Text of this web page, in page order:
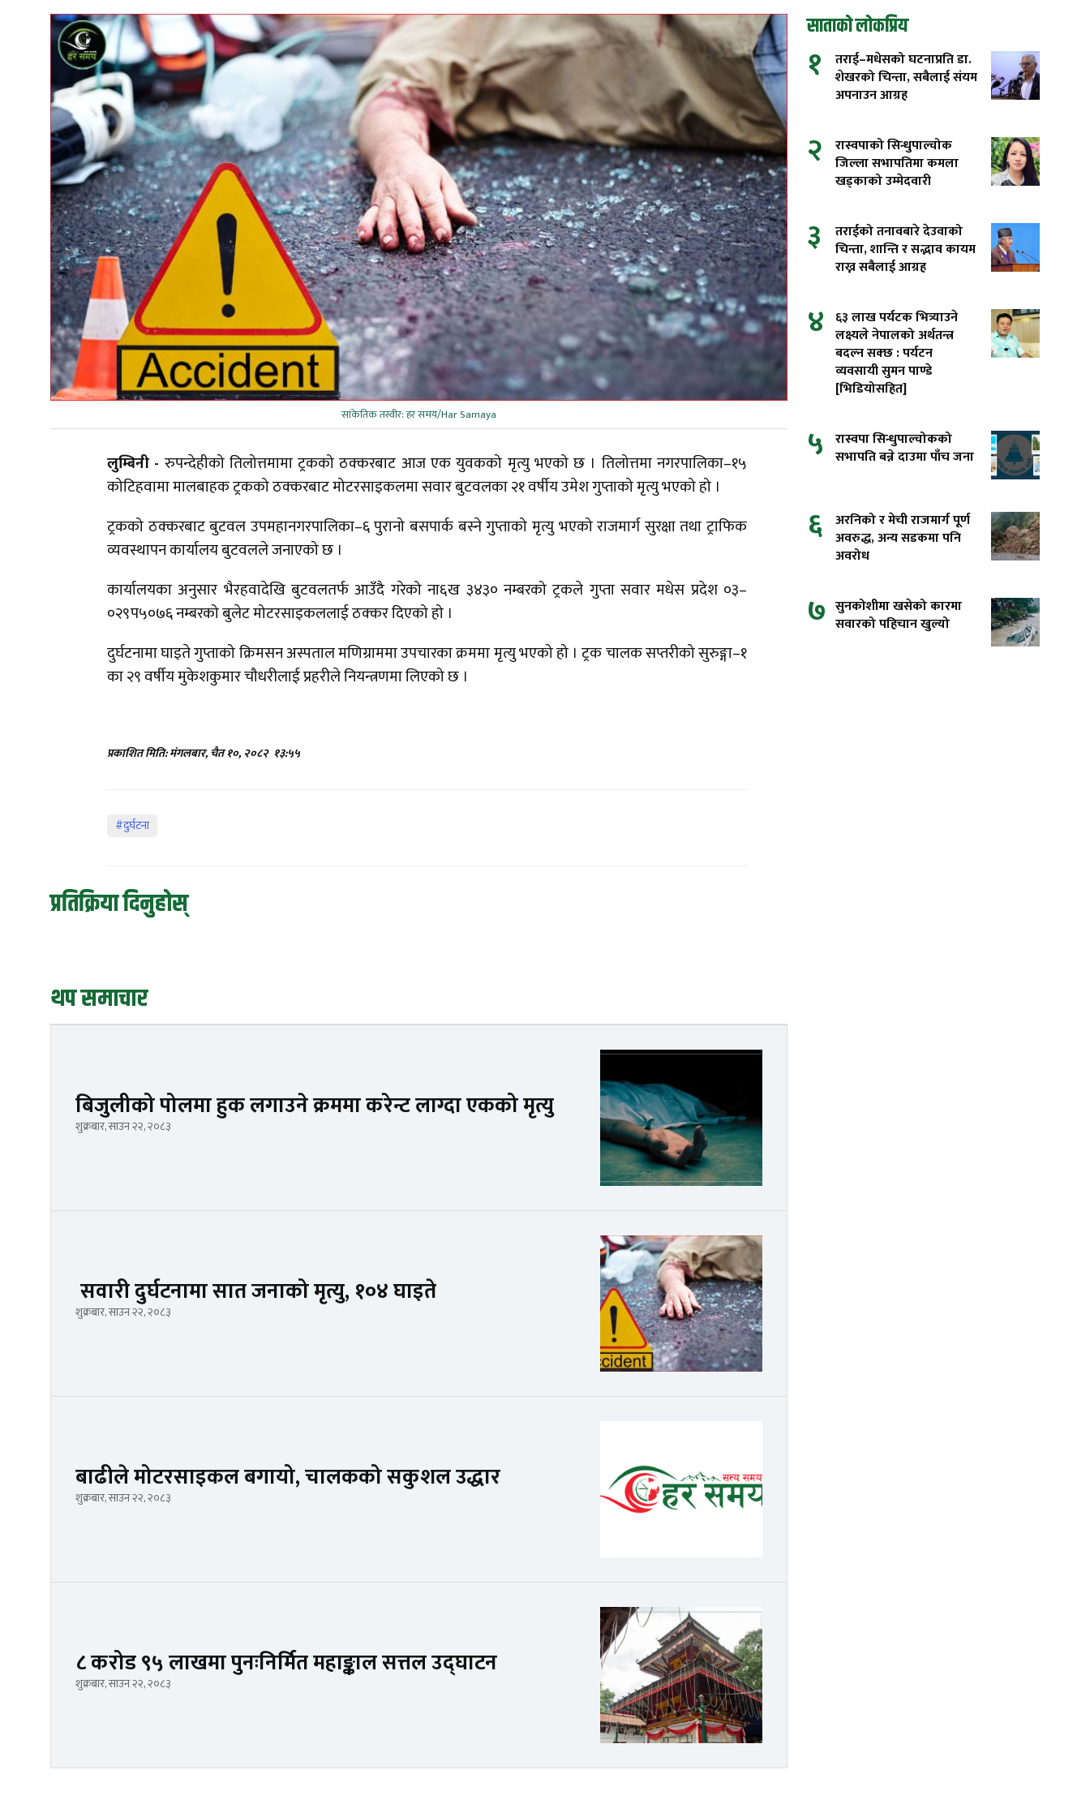
सांकेतिक तस्वीर: हर समय/Har Samaya
लुम्बिनी - रुपन्देहीको तिलोत्तमामा ट्रकको ठक्करबाट आज एक युवकको मृत्यु भएको छ । तिलोत्तमा नगरपालिका–१५
कोटिहवामा मालबाहक ट्रकको ठक्करबाट मोटरसाइकलमा सवार बुटवलका २१ वर्षीय उमेश गुप्ताको मृत्यु भएको हो ।
ट्रकको ठक्करबाट बुटवल उपमहानगरपालिका–६ पुरानो बसपार्क बस्ने गुप्ताको मृत्यु भएको राजमार्ग सुरक्षा तथा ट्राफिक
व्यवस्थापन कार्यालय बुटवलले जनाएको छ ।
कार्यालयका अनुसार भैरहवादेखि बुटवलतर्फ आउँदै गरेको ना६ख ३४३० नम्बरको ट्रकले गुप्ता सवार मधेस प्रदेश ०३–
०२९प५०७६ नम्बरको बुलेट मोटरसाइकललाई ठक्कर दिएको हो ।
दुर्घटनामा घाइते गुप्ताको क्रिमसन अस्पताल मणिग्राममा उपचारका क्रममा मृत्यु भएको हो । ट्रक चालक सप्तरीको सुरुङ्गा–१
का २९ वर्षीय मुकेशकुमार चौधरीलाई प्रहरीले नियन्त्रणमा लिएको छ ।
प्रकाशित मिति: मंगलबार, चैत १०, २०८२ १३:५५
#दुर्घटना
प्रतिक्रिया दिनुहोस्
थप समाचार
बिजुलीको पोलमा हुक लगाउने क्रममा करेन्ट लाग्दा एकको मृत्यु
शुक्रबार, साउन २२, २०८३
सवारी दुर्घटनामा सात जनाको मृत्यु, १०४ घाइते
शुक्रबार, साउन २२, २०८३
बाढीले मोटरसाइकल बगायो, चालकको सकुशल उद्धार
शुक्रबार, साउन २२, २०८३
८ करोड ९५ लाखमा पुनःनिर्मित महाङ्काल सत्तल उद्घाटन
शुक्रबार, साउन २२, २०८३
साताको लोकप्रिय
१
तराई–मधेसको घटनाप्रति डा.
शेखरको चिन्ता, सबैलाई संयम
अपनाउन आग्रह
२
रास्वपाको सिन्धुपाल्चोक
जिल्ला सभापतिमा कमला
खड्काको उम्मेदवारी
३
तराईको तनावबारे देउवाको
चिन्ता, शान्ति र सद्भाव कायम
राख्न सबैलाई आग्रह
४ ६३ लाख पर्यटक भित्र्याउने
लक्ष्यले नेपालको अर्थतन्त्र
बदल्न सक्छ : पर्यटन
व्यवसायी सुमन पाण्डे
[भिडियोसहित]
५ रास्वपा सिन्धुपाल्चोकको
सभापति बन्ने दाउमा पाँच जना
६ अरनिको र मेची राजमार्ग पूर्ण
अवरुद्ध, अन्य सडकमा पनि
अवरोध
७ सुनकोशीमा खसेको कारमा
सवारको पहिचान खुल्यो